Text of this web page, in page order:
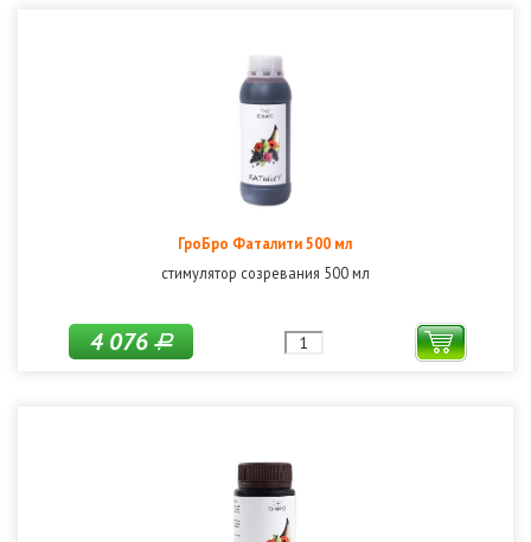
ГроБро Фаталити 500 мл
стимулятор созревания 500 мл
4 076Р